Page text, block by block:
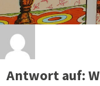
Antwort auf: